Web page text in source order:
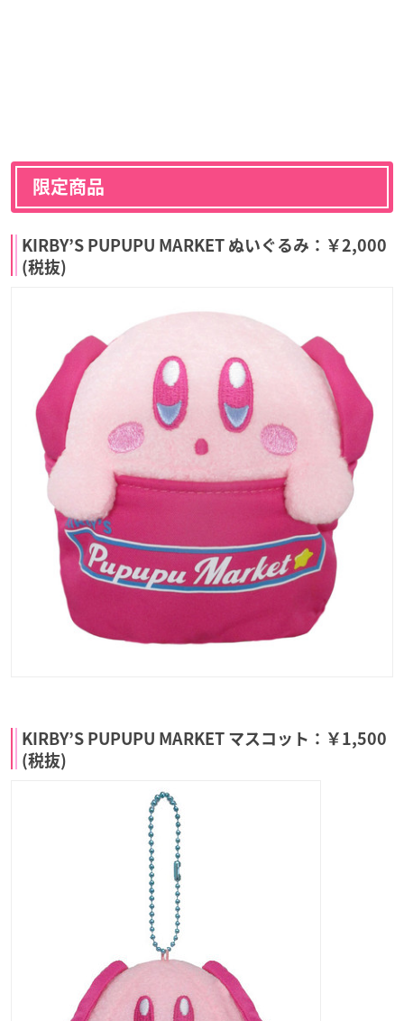
限定商品
KIRBY’S PUPUPU MARKET ぬいぐるみ：￥2,000
(税抜)
KIRBY’S PUPUPU MARKET マスコット：￥1,500
(税抜)